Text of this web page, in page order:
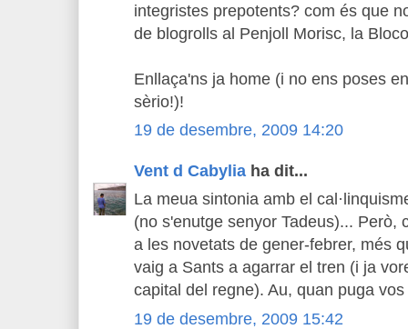
integristes prepotents? com és que
de blogrolls al Penjoll Morisc, la
Enllaça'ns ja home (i no ens poses
sèrio!)!
19 de desembre, 2009 14:20
Vent d Cabylia ha dit...
La meua sintonia amb el
(no s'enutge senyor Tadeus)... Però,
a les novetats de gener-febrer, més
vaig a Sants a agarrar el tren (i ja
capital del regne). Au, quan puga
19 de desembre, 2009 15:42